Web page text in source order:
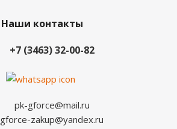
Наши контакты
+7 (3463) 32-00-82
pk-gforce@mail.ru
gforce-zakup@yandex.ru